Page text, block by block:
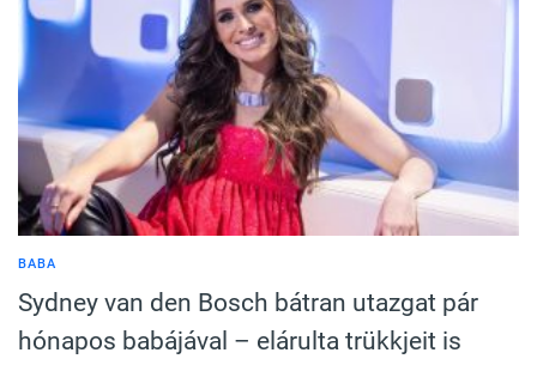
BABA
Sydney van den Bosch bátran utazgat pár
hónapos babájával – elárulta trükkjeit is